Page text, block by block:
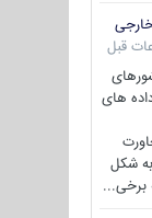
های
شکل
برخی...